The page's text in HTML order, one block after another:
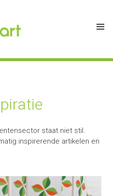
staat niet stil.
inspirerende artikelen en